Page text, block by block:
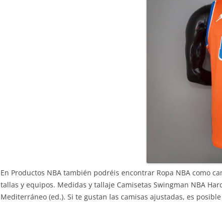
En Productos NBA también podréis encontrar Ropa NBA como
tallas y equipos. Medidas y tallaje Camisetas Swingman NBA
Mediterráneo (ed.). Si te gustan las camisas ajustadas, es